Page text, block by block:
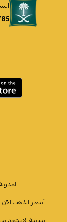
المدونة
أسعار الذهب الآن